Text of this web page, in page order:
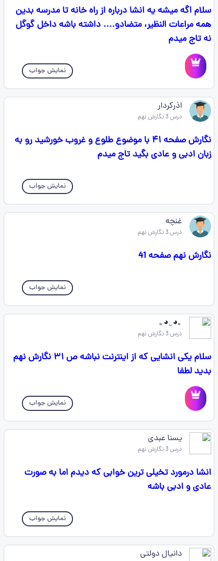
سلام اگه میشه یه انشا درباره از راه خانه تا مدرسه بدین
همه مراعات النظیر، متضادو.... داشته باشه داخل گوگل
نه تاج میدم
نمایش جواب
اذرکردار
درس 3 نگارش نهم
نگارش صفحه ۴۱ با موضوع طلوع و غروب خورشید رو به
زبان ادبی و عادی بگید تاج میدم
نمایش جواب
غنچه
درس 3 نگارش نهم
نگارش نهم صفحه 41
نمایش جواب
｡⁠◕⁠‿⁠◕⁠｡
درس 3 نگارش نهم
سلام یکی انشایی که از اینترنت نباشه ص ۳۱ نگارش نهم
بدید لطفا
نمایش جواب
یسنا عبدی
درس 3 نگارش نهم
انشا درمورد تخیلی ترین خوابی که دیدم اما به صورت
عادی و ادبی باشه
نمایش جواب
دانیال دولتی